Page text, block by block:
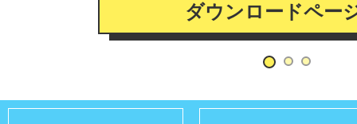
ダウンロードペー